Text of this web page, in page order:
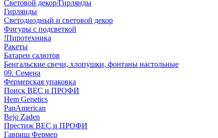
Световой декор/Гирлянды
Гирлянды
Светодиодный и световой декор
Фигуры с подсветкой
!Пиротехника
Ракеты
Батареи салютов
Бенгальские свечи, хлопушки, фонтаны настольные
09. Семена
Фермерская упаковка
Поиск ВЕС и ПРОФИ
Hem Genetics
PanAmerican
Bejo Zaden
Престиж ВЕС и ПРОФИ
Гавриш Фермер